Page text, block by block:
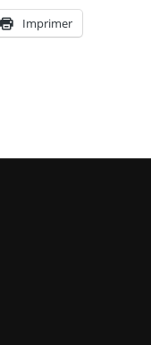
Imprimer